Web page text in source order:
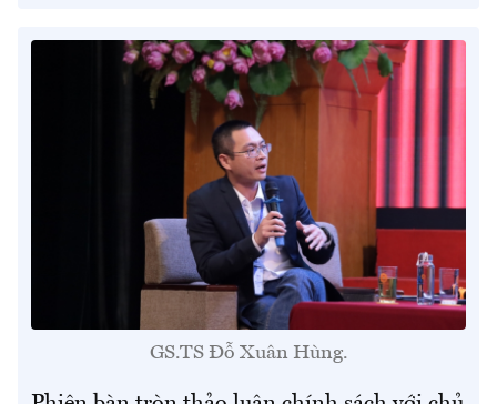
GS.TS Đỗ Xuân Hùng.